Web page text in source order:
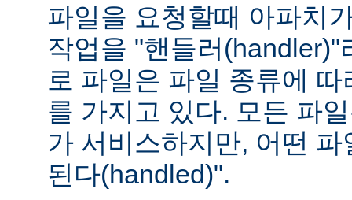
파일을 요청할때 아파치
작업을 "핸들러(handler)"
로 파일은 파일 종류에
를 가지고 있다. 모든 파
가 서비스하지만, 어떤
된다(handled)".